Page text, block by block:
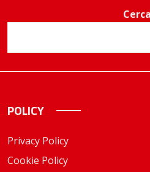
Cerca
POLICY
Privacy Policy
Cookie Policy